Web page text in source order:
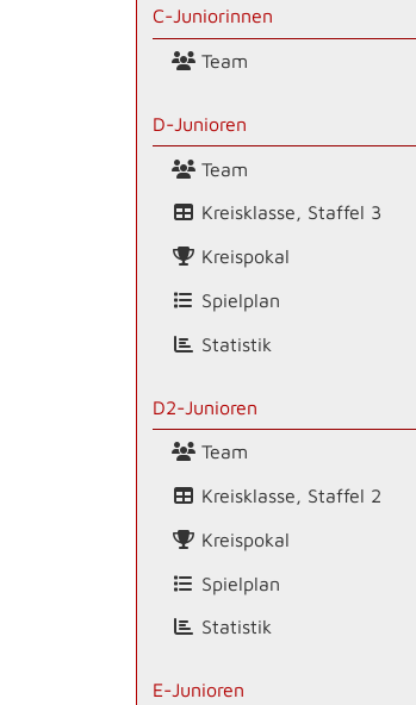
C-Juniorinnen
Team
D-Junioren
Team
Kreisklasse, Staffel 3
Kreispokal
Spielplan
Statistik
D2-Junioren
Team
Kreisklasse, Staffel 2
Kreispokal
Spielplan
Statistik
E-Junioren